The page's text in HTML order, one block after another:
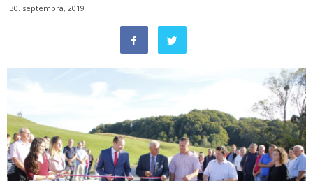
30. septembra, 2019